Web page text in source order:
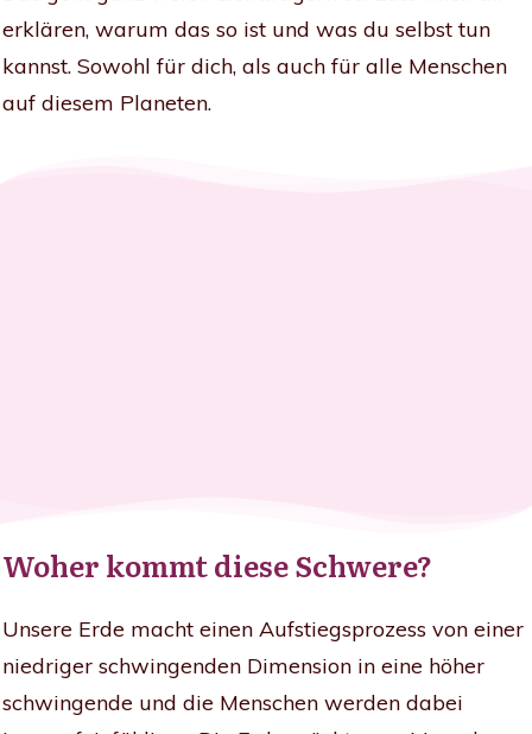
erklären, warum das so ist und was du selbst tun
kannst. Sowohl für dich, als auch für alle Menschen
auf diesem Planeten.
Woher kommt diese Schwere?
Unsere Erde macht einen Aufstiegsprozess von einer
niedriger schwingenden Dimension in eine höher
schwingende und die Menschen werden dabei